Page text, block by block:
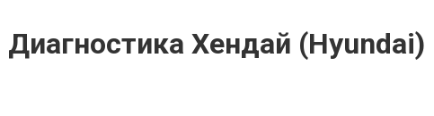
Диагностика Хендай (Hyundai)